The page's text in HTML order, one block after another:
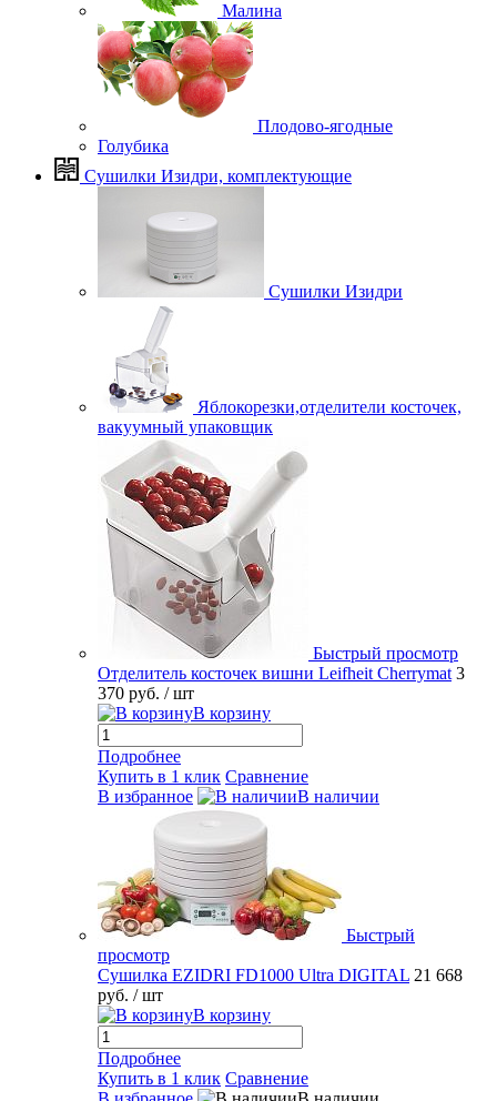
Малина
Плодово-ягодные
Голубика
Сушилки Изидри, комплектующие
Сушилки Изидри
Яблокорезки,отделители косточек,
вакуумный упаковщик
Быстрый просмотр
Отделитель косточек вишни Leifheit Cherrymat 3
370 руб. / шт
В корзину
Подробнее
Купить в 1 клик Сравнение
В избранное
В наличии
Быстрый
просмотр
Сушилка EZIDRI FD1000 Ultra DIGITAL 21 668
руб. / шт
В корзину
Подробнее
Купить в 1 клик Сравнение